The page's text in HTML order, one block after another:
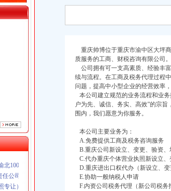
10010万 (进出口权)
公司 渝九1000万 （增资）
让）
100万 （工商注册）
重庆帅博位于重庆市渝中区大坪
质服务的工商、财税咨询有限公司。
公司拥有可一支高素质、经验丰
续与流程。在工商及税务代理过程
问题，提高中小型企业的经营效率
本公司建立规范的业务流程和业
户为先、诚信、务实、高效”的宗
围内，我们愿意为你服务。
本公司主要业务为：
A.免费提供工商及税务咨询服务
B.重庆公司新设立、变更、验资、
C.代办重庆个体营业执照新设立、
D.重庆进出口权代办（新设立、变
E.协助一般纳税人申请
F.内资公司税务代理（新公司税务